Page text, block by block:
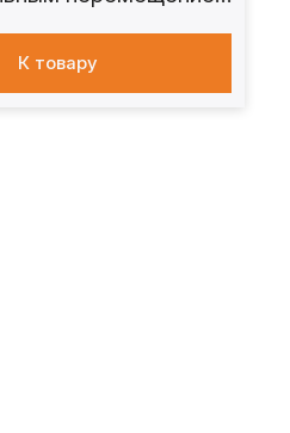
К товару